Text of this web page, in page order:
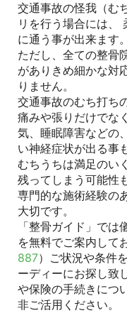
交通事故の怪我（む
リを行う場合には、
に通う事が出来ます。
ただし、全ての整骨
がありきめ細かな対
りません。
交通事故のむち打ち
痛みや張りだけでな
気、睡眠障害などの
い神経症状が出る事
むちうちは満足のい
残ってしまう可能性
専門的な施術経験の
大切です。
「整骨ガイド」で
を無料でご案内して
887）ご状況や条件
ーディーにお探し致
や保険の手続きにつ
非ご活用ください。